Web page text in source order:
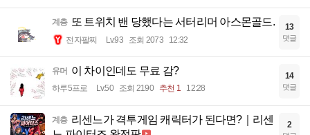
계층 또 트위치 밴 당했다는 서터리머 아스몬골드.
전자팔찌 Lv.93 조회 2073 12:32
13
댓글
유머 이 차이인데도 무료 감?
하루5프로 Lv.50 조회 2190 추천 1 12:28
14
댓글
계층 리센느가 격투게임 캐릭터가 된다면?｜리센
2